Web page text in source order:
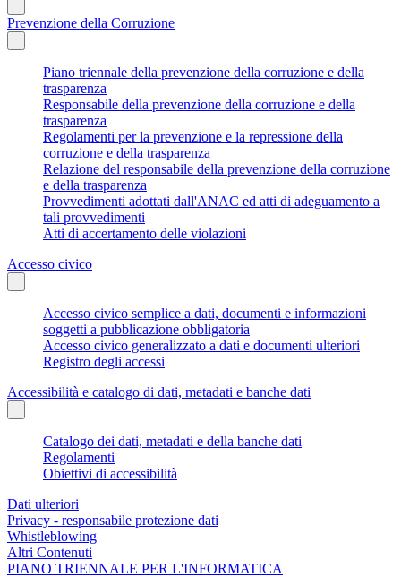
Prevenzione della Corruzione
Piano triennale della prevenzione della corruzione e della
trasparenza
Responsabile della prevenzione della corruzione e della
trasparenza
Regolamenti per la prevenzione e la repressione della
corruzione e della trasparenza
Relazione del responsabile della prevenzione della corruzione
e della trasparenza
Provvedimenti adottati dall'ANAC ed atti di adeguamento a
tali provvedimenti
Atti di accertamento delle violazioni
Accesso civico
Accesso civico semplice a dati, documenti e informazioni
soggetti a pubblicazione obbligatoria
Accesso civico generalizzato a dati e documenti ulteriori
Registro degli accessi
Accessibilità e catalogo di dati, metadati e banche dati
Catalogo dei dati, metadati e della banche dati
Regolamenti
Obiettivi di accessibilità
Dati ulteriori
Privacy - responsabile protezione dati
Whistleblowing
Altri Contenuti
PIANO TRIENNALE PER L'INFORMATICA